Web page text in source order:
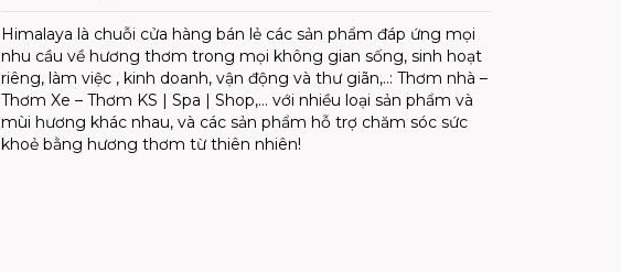
Himalaya là chuỗi cửa hàng bán lẻ các sản phẩm đáp ứng mọi
nhu cầu về hương thơm trong mọi không gian sống, sinh hoạt
riêng, làm việc , kinh doanh, vận động và thư giãn,..: Thơm nhà –
Thơm Xe – Thơm KS | Spa | Shop,… với nhiều loại sản phẩm và
mùi hương khác nhau, và các sản phẩm hỗ trợ chăm sóc sức
khoẻ bằng hương thơm từ thiên nhiên!